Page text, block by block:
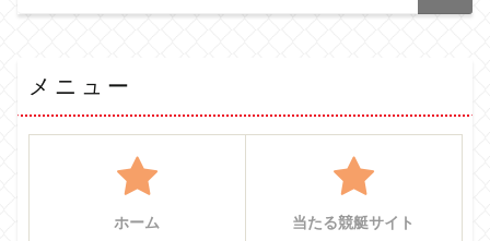
メニュー
ホーム 当たる競艇サイト